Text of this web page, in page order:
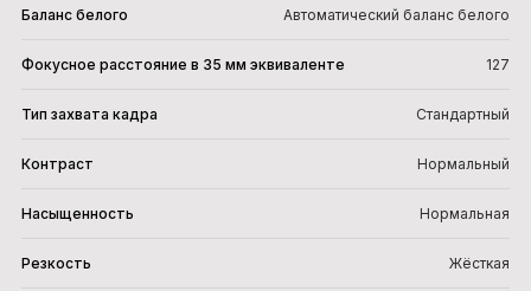
Баланс белого Автоматический баланс белого
Фокусное расстояние в 35 мм эквиваленте 127
Тип захвата кадра Стандартный
Контраст Нормальный
Насыщенность Нормальная
Резкость Жёсткая